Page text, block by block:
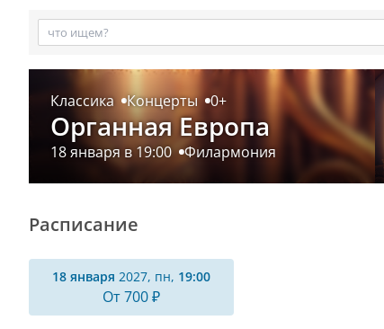
Классика Концерты 0+
Органная Европа
18 января в 19:00 Филармония
Расписание
18 января 2027, пн, 19:00
От 700 ₽